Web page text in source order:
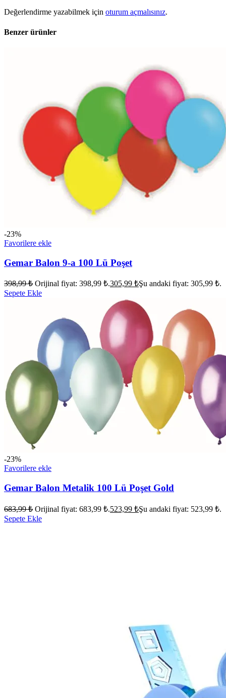
Değerlendirme yazabilmek için oturum açmalısınız.
Benzer ürünler
-23%
Favorilere ekle
Gemar Balon 9-a 100 Lü Poşet
398,99₺ Orijinal fiyat: 398,99 ₺.305,99 ₺Şu andaki fiyat: 305,99 ₺.
Sepete Ekle
-23%
Favorilere ekle
Gemar Balon Metalik 100 Lü Poşet Gold
683,99₺ Orijinal fiyat: 683,99 ₺.523,99 ₺Şu andaki fiyat: 523,99 ₺.
Sepete Ekle